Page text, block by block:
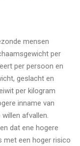
mensen
per
per persoon en
geslacht en
per kilogram
inname van
afvallen.
dat ene hogere
met een hoger risico